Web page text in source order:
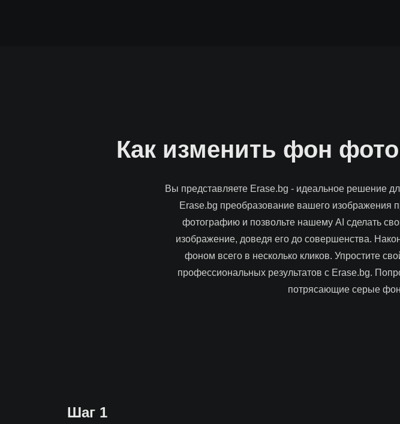
Как изменить фон
Вы представляете Erase.bg - идеальное решение
Erase.bg преобразование вашего изображения
фотографию и позвольте нашему AI сделать
изображение, доведя его до совершенства.
фоном всего в несколько кликов. Упростите
профессиональных результатов с Erase.bg.
потрясающие серые
Шаг 1